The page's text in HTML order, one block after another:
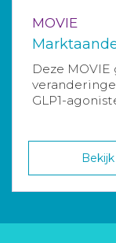
MOVIE
Deze
GLP1-
Bekijk